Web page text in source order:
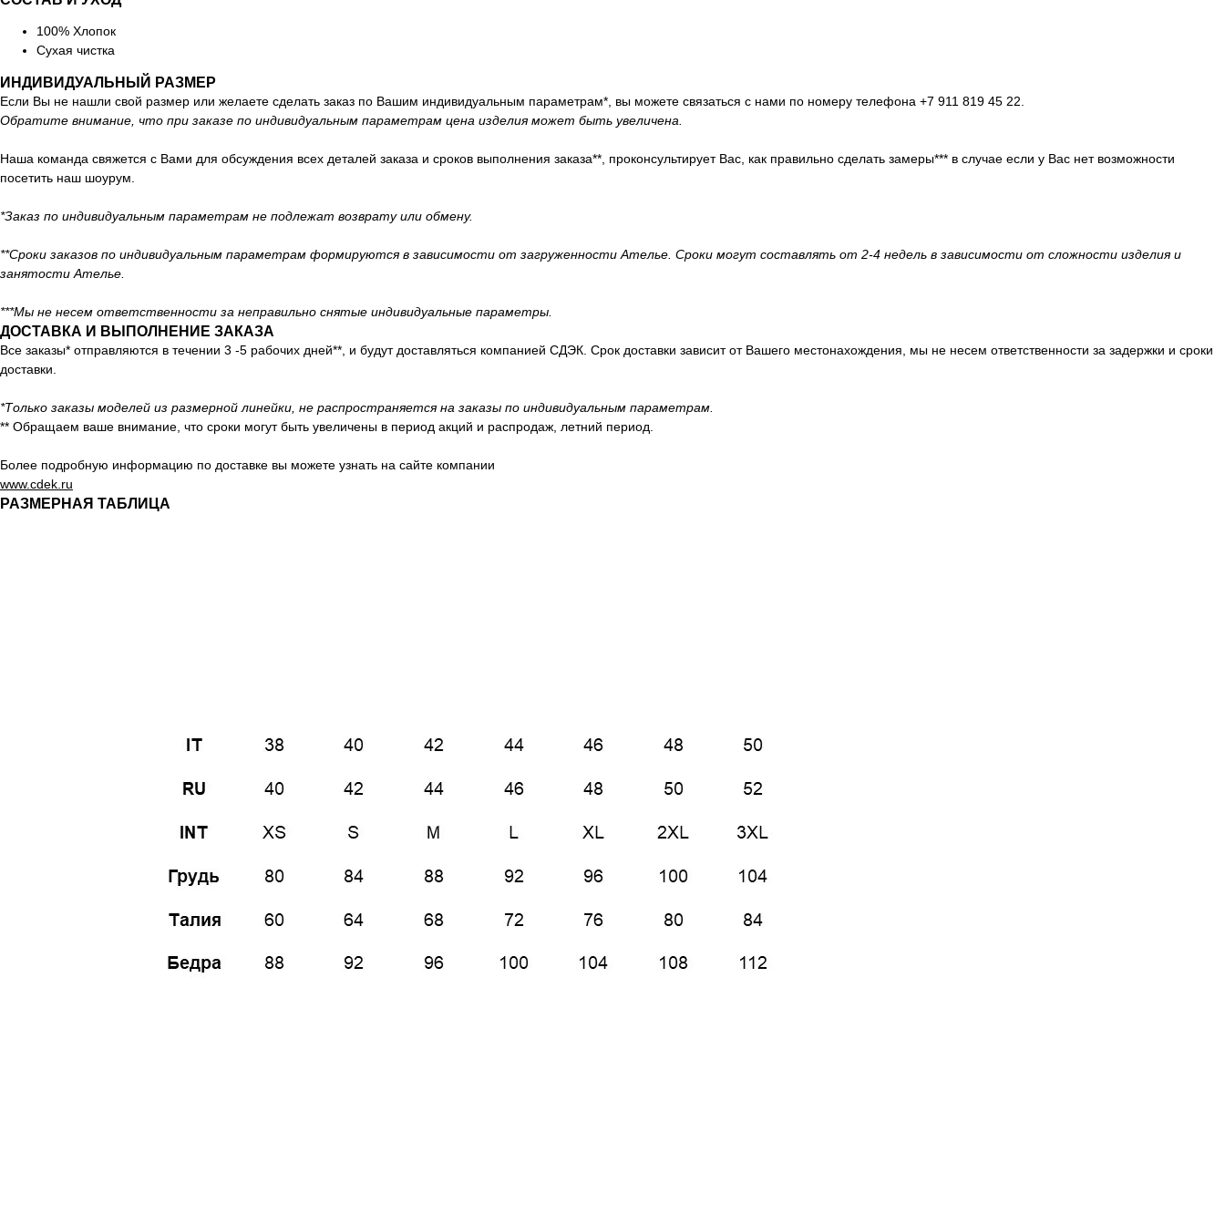
100% Хлопок
Сухая чистка
ИНДИВИДУАЛЬНЫЙ РАЗМЕР
Если Вы не нашли свой размер или желаете сделать заказ по Вашим индивидуальным параметрам*, вы можете cвязаться с нами по номеру телефона +7 911 819 45 22.
Обратите внимание, что при заказе по индивидуальным параметрам цена изделия может быть увеличена.
Наша команда свяжется с Вами для обсуждения всех деталей заказа и сроков выполнения заказа**, проконсультирует Вас, как правильно сделать замеры*** в случае если у Вас нет возможности
посетить наш шоурум.
*Заказ по индивидуальным параметрам не подлежат возврату или обмену.
**Сроки заказов по индивидуальным параметрам формируются в зависимости от загруженности Ателье. Сроки могут составлять от 2-4 недель в зависимости от сложности изделия и
занятости Ателье.
***Мы не несем ответственности за неправильно снятые индивидуальные параметры.
ДОСТАВКА И ВЫПОЛНЕНИЕ ЗАКАЗА
Все заказы* отправляются в течении 3 -5 рабочих дней**, и будут доставляться компанией СДЭК. Срок доставки зависит от Вашего местонахождения, мы не несем ответственности за задержки и сроки
доставки.
*Только заказы моделей из размерной линейки, не распространяется на заказы по индивидуальным параметрам.
** Обращаем ваше внимание, что сроки могут быть увеличены в период акций и распродаж, летний период.
Более подробную информацию по доставке вы можете узнать на сайте компании
www.cdek.ru
РАЗМЕРНАЯ ТАБЛИЦА